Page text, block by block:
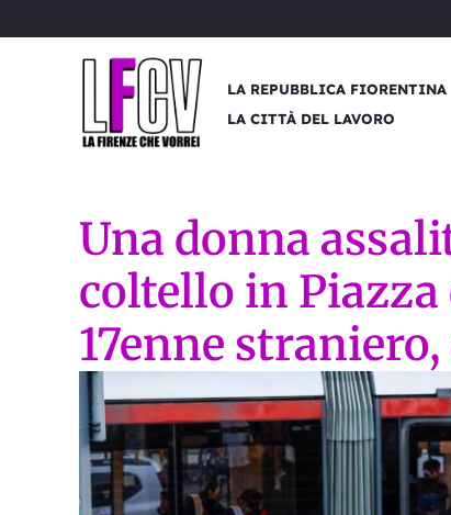
al
LA REPUBBLICA FIORENTINA
LA CITTÀ DEL LAVORO
Una donna
coltello in
17enne